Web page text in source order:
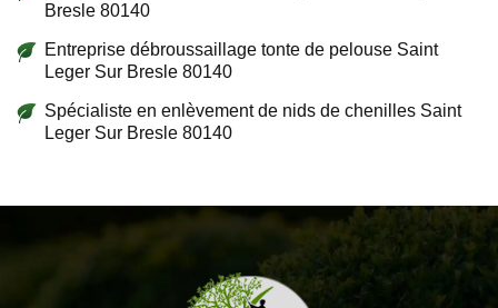
Bresle 80140
Entreprise débroussaillage tonte de pelouse Saint
Leger Sur Bresle 80140
Spécialiste en enlèvement de nids de chenilles Saint
Leger Sur Bresle 80140